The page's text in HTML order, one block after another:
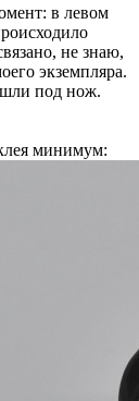
в левом
не знаю,
экземпляра.
под нож.
минимум: